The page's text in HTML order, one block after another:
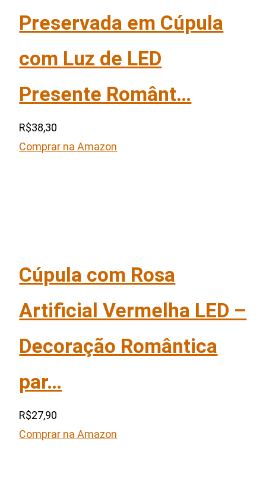
Preservada em Cúpula
com Luz de LED
Presente Românt…
R$38,30
Comprar na Amazon
Cúpula com Rosa
Artificial Vermelha LED –
Decoração Romântica
par…
R$27,90
Comprar na Amazon